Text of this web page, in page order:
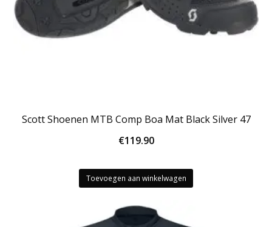
Scott Shoenen MTB Comp Boa Mat Black Silver 47
€119.90
Toevoegen aan winkelwagen